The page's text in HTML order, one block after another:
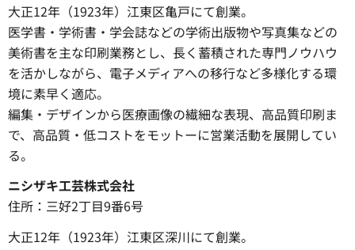
大正12年（1923年）江東区亀戸にて創業。
医学書・学術書・学会誌などの学術出版物や写真集などの
美術書を主な印刷業務とし、長く蓄積された専門ノウハウ
を活かしながら、電子メディアへの移行など多様化する環
境に素早く適応。
編集・デザインから医療画像の繊細な表現、高品質印刷ま
で、高品質・低コストをモットーに営業活動を展開してい
る。
ニシザキ工芸株式会社
住所：三好2丁目9番6号
大正12年（1923年）江東区深川にて創業。